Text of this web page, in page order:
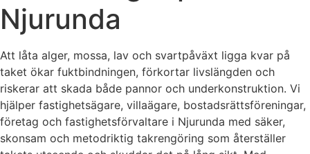
Njurunda
Att låta alger, mossa, lav och svartpåväxt ligga kvar på
taket ökar fuktbindningen, förkortar livslängden och
riskerar att skada både pannor och underkonstruktion. Vi
hjälper fastighetsägare, villaägare, bostadsrättsföreningar,
företag och fastighetsförvaltare i Njurunda med säker,
skonsam och metodriktig takrengöring som återställer